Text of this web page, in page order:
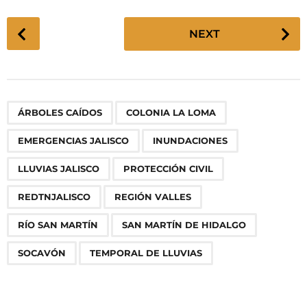
P
o
NEXT
ÁRBOLES CAÍDOS COLONIA LA LOMA
EMERGENCIAS JALISCO INUNDACIONES
LLUVIAS JALISCO PROTECCIÓN CIVIL
REDTNJALISCO REGIÓN VALLES
RÍO SAN MARTÍN SAN MARTÍN DE HIDALGO
SOCAVÓN TEMPORAL DE LLUVIAS